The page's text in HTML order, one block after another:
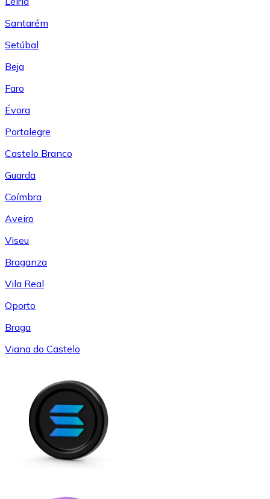
Santarém
Setúbal
Beja
Faro
Évora
Portalegre
Castelo Branco
Guarda
Coímbra
Aveiro
Viseu
Braganza
Vila Real
Oporto
Braga
Viana do Castelo